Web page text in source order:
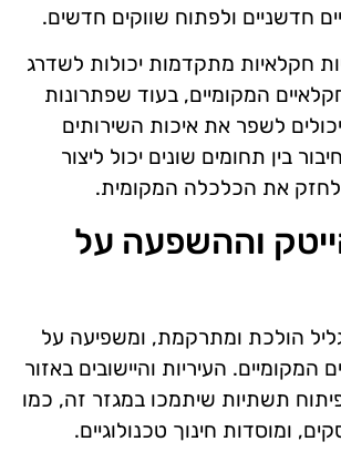
חדשניים ולפתוח שווקים חדשים.
חקלאיות מתקדמות יכולות לשדרג
המקומיים, בעוד שפתרונות
לשפר את איכות השירותים
בין תחומים שונים יכול ליצור
ולחזק את הכלכלה המקומית.
וההשפעה על
הולכת ומתרקמת, ומשפיעה על
המקומיים. העיריות והיישובים באזור
תשתיות שיתמכו במגזר זה, כמו
ומוסדות חינוך טכנולוגיים.